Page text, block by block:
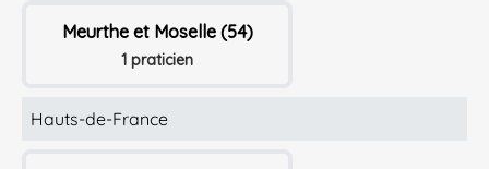
Meurthe et Moselle (54)
1 praticien
Hauts-de-France